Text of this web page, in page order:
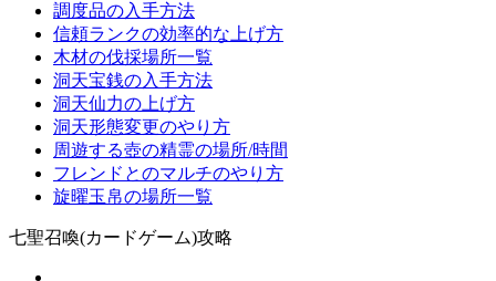
調度品の入手方法
信頼ランクの効率的な上げ方
木材の伐採場所一覧
洞天宝銭の入手方法
洞天仙力の上げ方
洞天形態変更のやり方
周遊する壺の精霊の場所/時間
フレンドとのマルチのやり方
旋曜玉帛の場所一覧
七聖召喚(カードゲーム)攻略